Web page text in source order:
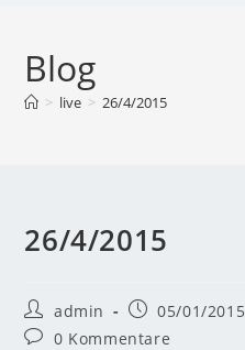
Blog
> live > 26/4/2015
26/4/2015
admin 05/01/2015
0 Kommentare